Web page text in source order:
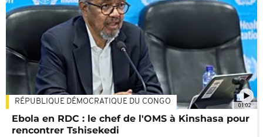
01:02
RÉPUBLIQUE DÉMOCRATIQUE DU CONGO
Ebola en RDC : le chef de l'OMS à Kinshasa pour
rencontrer Tshisekedi